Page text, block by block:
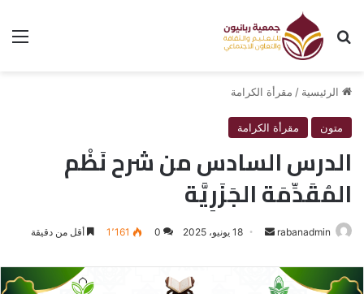
بحث عن
الرئيسية / مقرأة الكرامة
متون مقرأة الكرامة
الدرس السادس من شرح نَظْم
المُقَدِّمَة الجَزَرِيَّة
rabanadmin
أرسل
إلكترونيا
18 يونيو، 2025 0 1٬161 أقل من دقيقة